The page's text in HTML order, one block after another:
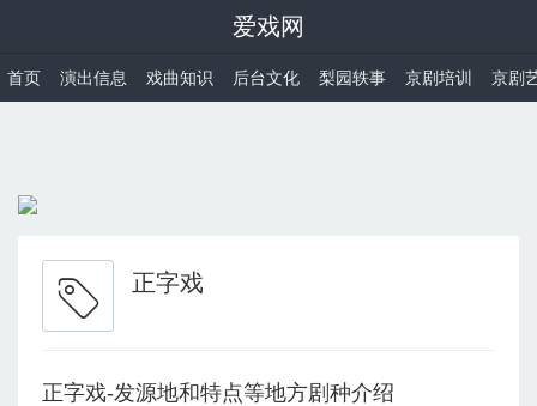
爱戏网
首页 演出信息 戏曲知识 后台文化 梨园轶事 京剧培训 京剧
正字戏
正字戏-发源地和特点等地方剧种介绍